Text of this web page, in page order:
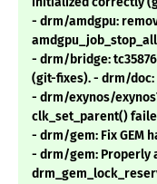
- drm/amdgpu:
- drm/bridge:
(git-fixes). - drm/
- drm/exynos/
clk_set_parent()
- drm/gem: Fix GEM
- drm/gem: Properly